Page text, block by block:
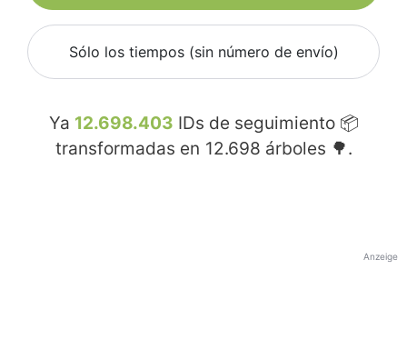
Sólo los tiempos (sin número de envío)
Ya 12.698.403 IDs de seguimiento 📦
transformadas en 12.698 árboles 🌳.
Anzeige